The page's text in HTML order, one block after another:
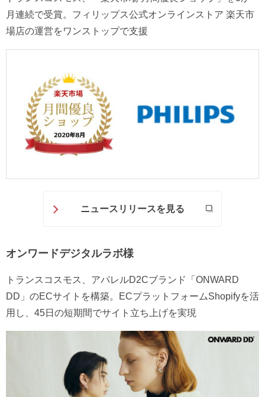
月連続で受賞。フィリップス公式オンラインストア 楽天市
場店の運営をワンストップで支援
ニュースリリースを見る
オンワードデジタルラボ様
トランスコスモス、アパレルD2Cブランド「ONWARD
DD」のECサイトを構築。ECプラットフォームShopifyを活
用し、45日の短期間でサイト立ち上げを実現